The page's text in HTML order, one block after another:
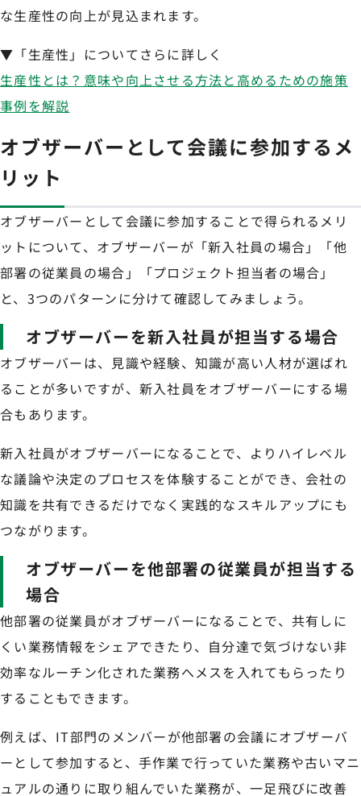
な生産性の向上が見込まれます。
▼「生産性」についてさらに詳しく
生産性とは？意味や向上させる方法と高めるための施策
事例を解説
オブザーバーとして会議に参加するメ
リット
オブザーバーとして会議に参加することで得られるメリ
ットについて、オブザーバーが「新入社員の場合」「他
部署の従業員の場合」「プロジェクト担当者の場合」
と、3つのパターンに分けて確認してみましょう。
オブザーバーを新入社員が担当する場合
オブザーバーは、見識や経験、知識が高い人材が選ばれ
ることが多いですが、新入社員をオブザーバーにする場
合もあります。
新入社員がオブザーバーになることで、よりハイレベル
な議論や決定のプロセスを体験することができ、会社の
知識を共有できるだけでなく実践的なスキルアップにも
つながります。
オブザーバーを他部署の従業員が担当する
場合
他部署の従業員がオブザーバーになることで、共有しに
くい業務情報をシェアできたり、自分達で気づけない非
効率なルーチン化された業務へメスを入れてもらったり
することもできます。
例えば、IT部門のメンバーが他部署の会議にオブザーバ
ーとして参加すると、手作業で行っていた業務や古いマニ
ュアルの通りに取り組んでいた業務が、一足飛びに改善